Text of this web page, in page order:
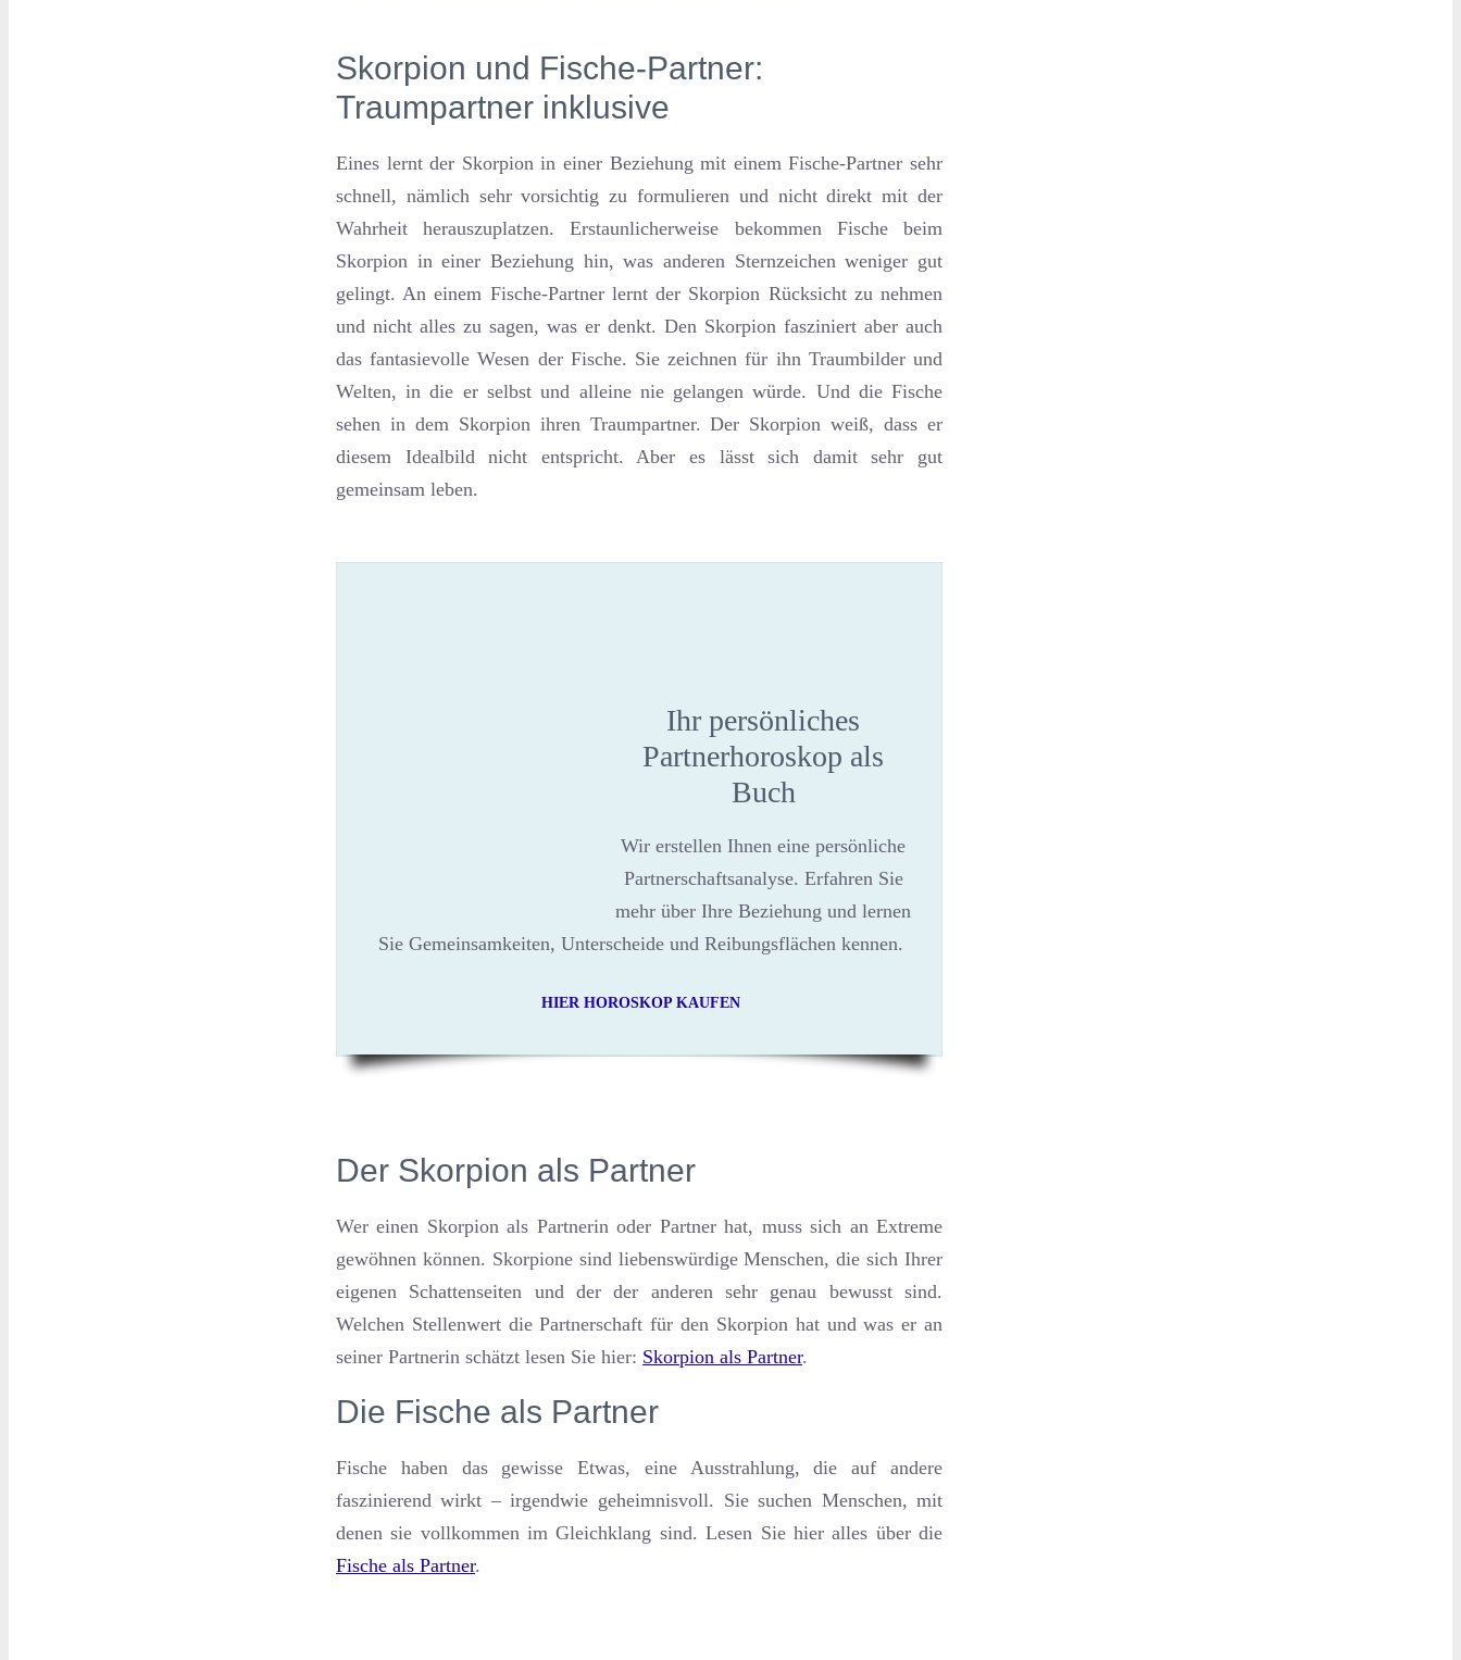
Skorpion und Fische-Partner:
Traumpartner inklusive
Eines lernt der Skorpion in einer Beziehung mit einem Fische-Partner sehr
schnell, nämlich sehr vorsichtig zu formulieren und nicht direkt mit der
Wahrheit herauszuplatzen. Erstaunlicherweise bekommen Fische beim
Skorpion in einer Beziehung hin, was anderen Sternzeichen weniger gut
gelingt. An einem Fische-Partner lernt der Skorpion Rücksicht zu nehmen
und nicht alles zu sagen, was er denkt. Den Skorpion fasziniert aber auch
das fantasievolle Wesen der Fische. Sie zeichnen für ihn Traumbilder und
Welten, in die er selbst und alleine nie gelangen würde. Und die Fische
sehen in dem Skorpion ihren Traumpartner. Der Skorpion weiß, dass er
diesem Idealbild nicht entspricht. Aber es lässt sich damit sehr gut
gemeinsam leben.
Ihr persönliches
Partnerhoroskop als
Buch
Wir erstellen Ihnen eine persönliche
Partnerschaftsanalyse. Erfahren Sie
mehr über Ihre Beziehung und lernen
Sie Gemeinsamkeiten, Unterscheide und Reibungsflächen kennen.
HIER HOROSKOP KAUFEN
Der Skorpion als Partner
Wer einen Skorpion als Partnerin oder Partner hat, muss sich an Extreme
gewöhnen können. Skorpione sind liebenswürdige Menschen, die sich Ihrer
eigenen Schattenseiten und der der anderen sehr genau bewusst sind.
Welchen Stellenwert die Partnerschaft für den Skorpion hat und was er an
seiner Partnerin schätzt lesen Sie hier: Skorpion als Partner.
Die Fische als Partner
Fische haben das gewisse Etwas, eine Ausstrahlung, die auf andere
faszinierend wirkt – irgendwie geheimnisvoll. Sie suchen Menschen, mit
denen sie vollkommen im Gleichklang sind. Lesen Sie hier alles über die
Fische als Partner.